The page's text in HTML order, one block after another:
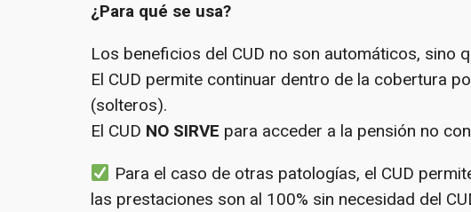
¿Para qué se usa?
Los beneficios del CUD no son automáticos, sino
El CUD permite continuar dentro de la cobertura
(solteros).
El CUD NO SIRVE para acceder a la pensión no
Para el caso de otras patologías, el CUD
las prestaciones son al 100% sin necesidad del